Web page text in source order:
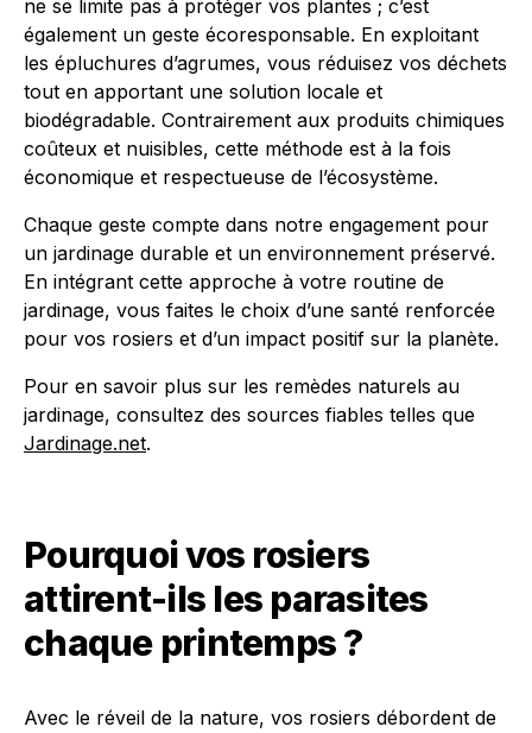
ne se limite pas à protéger vos plantes ; c’est
également un geste écoresponsable. En exploitant
les épluchures d’agrumes, vous réduisez vos déchets
tout en apportant une solution locale et
biodégradable. Contrairement aux produits chimiques
coûteux et nuisibles, cette méthode est à la fois
économique et respectueuse de l’écosystème.
Chaque geste compte dans notre engagement pour
un jardinage durable et un environnement préservé.
En intégrant cette approche à votre routine de
jardinage, vous faites le choix d’une santé renforcée
pour vos rosiers et d’un impact positif sur la planète.
Pour en savoir plus sur les remèdes naturels au
jardinage, consultez des sources fiables telles que
Jardinage.net.
Pourquoi vos rosiers
attirent-ils les parasites
chaque printemps ?
Avec le réveil de la nature, vos rosiers débordent de